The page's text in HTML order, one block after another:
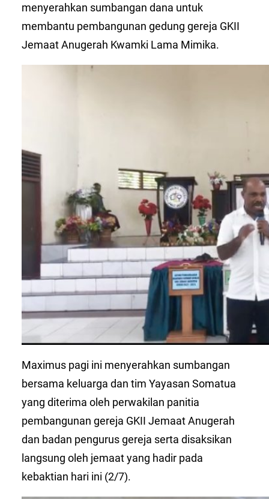
menyerahkan sumbangan dana untuk
membantu pembangunan gedung gereja GKII
Jemaat Anugerah Kwamki Lama Mimika.
Maximus pagi ini menyerahkan sumbangan
bersama keluarga dan tim Yayasan Somatua
yang diterima oleh perwakilan panitia
pembangunan gereja GKII Jemaat Anugerah
dan badan pengurus gereja serta disaksikan
langsung oleh jemaat yang hadir pada
kebaktian hari ini (2/7).